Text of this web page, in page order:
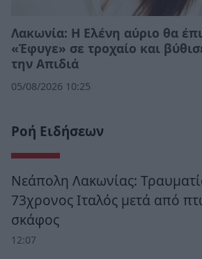
Λακωνία: Η Ελένη αύριο θα
«Έφυγε» σε τροχαίο και
την Απιδιά
05/08/2026 10:25
Ροή Ειδήσεων
Νεάπολη Λακωνίας:
73χρονος Ιταλός μετά από
σκάφος
12:07